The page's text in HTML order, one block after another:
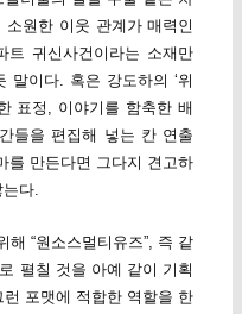
원한 이웃 관계가 매력인
트 귀신사건이라는 소재만
말이다. 혹은 강도하의 ‘위
표정, 이야기를 함축한 배
들을 편집해 넣는 칸 연출
를 만든다면 그다지 견고하
다.
“원소스멀티유즈”, 즉 같
펼칠 것을 아예 같이 기획
포맷에 적합한 역할을 한